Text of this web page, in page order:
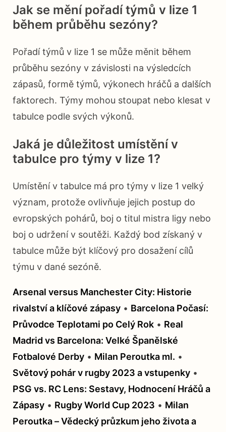
Jak se mění pořadí týmů v lize 1
během průběhu sezóny?
Pořadí týmů v lize 1 se může měnit během
průběhu sezóny v závislosti na výsledcích
zápasů, formě týmů, výkonech hráčů a dalších
faktorech. Týmy mohou stoupat nebo klesat v
tabulce podle svých výkonů.
Jaká je důležitost umístění v
tabulce pro týmy v lize 1?
Umístění v tabulce má pro týmy v lize 1 velký
význam, protože ovlivňuje jejich postup do
evropských pohárů, boj o titul mistra ligy nebo
boj o udržení v soutěži. Každý bod získaný v
tabulce může být klíčový pro dosažení cílů
týmu v dané sezóně.
Arsenal versus Manchester City: Historie
rivalství a klíčové zápasy • Barcelona Počasí:
Průvodce Teplotami po Celý Rok • Real
Madrid vs Barcelona: Velké Španělské
Fotbalové Derby • Milan Peroutka ml. •
Světový pohár v rugby 2023 a vstupenky •
PSG vs. RC Lens: Sestavy, Hodnocení Hráčů a
Zápasy • Rugby World Cup 2023 • Milan
Peroutka – Vědecký průzkum jeho života a